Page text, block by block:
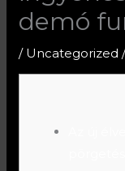
demó
/ Uncategorized